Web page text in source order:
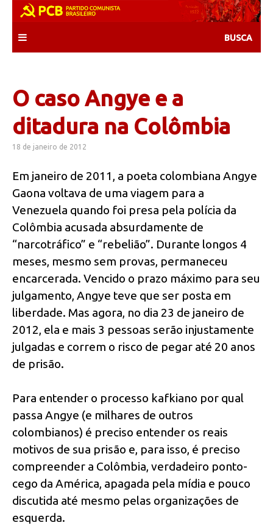
content
O caso Angye e a
ditadura na Colômbia
18 de janeiro de 2012
Em janeiro de 2011, a poeta colombiana Angye
Gaona voltava de uma viagem para a
Venezuela quando foi presa pela polícia da
Colômbia acusada absurdamente de
“narcotráfico” e “rebelião”. Durante longos 4
meses, mesmo sem provas, permaneceu
encarcerada. Vencido o prazo máximo para seu
julgamento, Angye teve que ser posta em
liberdade. Mas agora, no dia 23 de janeiro de
2012, ela e mais 3 pessoas serão injustamente
julgadas e correm o risco de pegar até 20 anos
de prisão.
Para entender o processo kafkiano por qual
passa Angye (e milhares de outros
colombianos) é preciso entender os reais
motivos de sua prisão e, para isso, é preciso
compreender a Colômbia, verdadeiro ponto-
cego da América, apagada pela mídia e pouco
discutida até mesmo pelas organizações de
esquerda.